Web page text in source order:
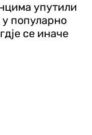
упутили
популарно
се иначе